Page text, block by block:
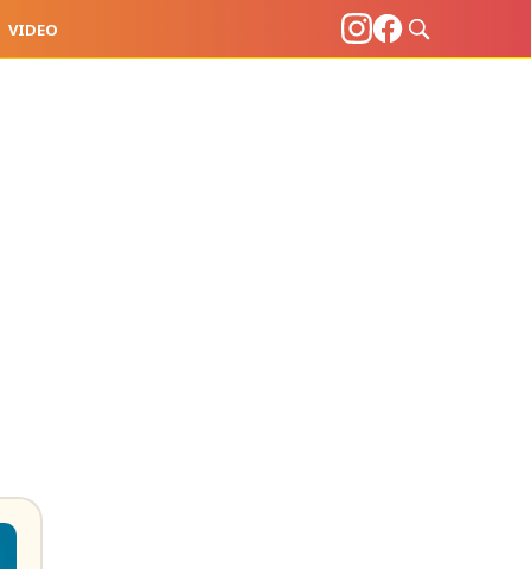
VIDEO